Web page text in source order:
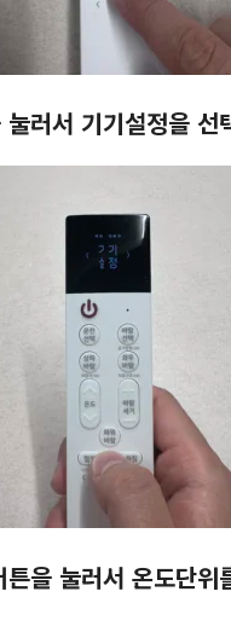
러서 기기설정을 선
튼을 눌러서 온도단위